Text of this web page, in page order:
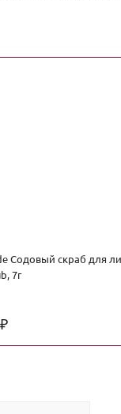
Содовый скраб для
7г
₽